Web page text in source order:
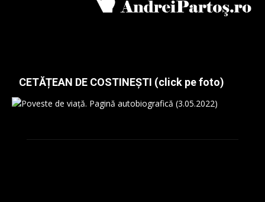
CETĂȚEAN DE COSTINEȘTI (click pe foto)